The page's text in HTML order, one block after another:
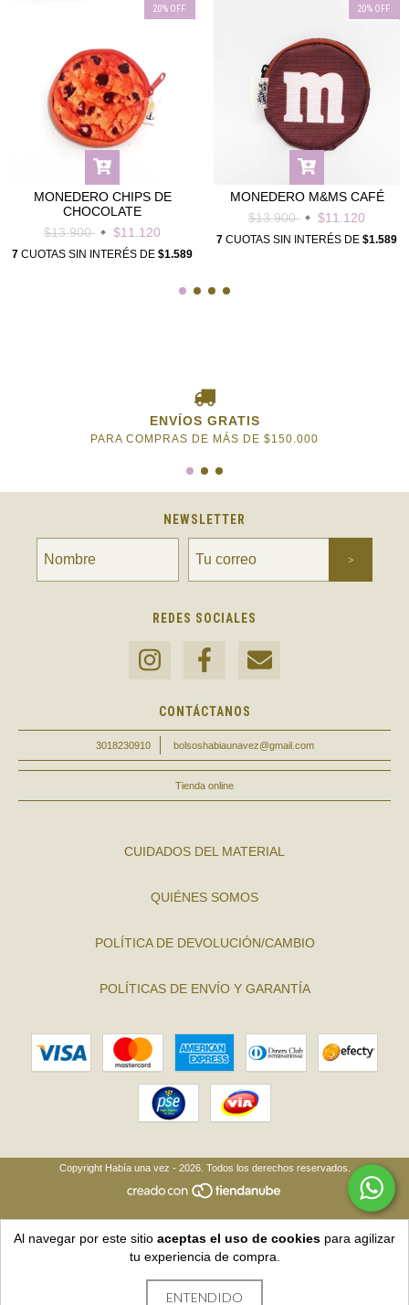
Al navegar por este sitio aceptas el uso de cookies para agilizar
tu experiencia de compra.
ENTENDIDO
20% OFF
MONEDERO CHIPS DE
CHOCOLATE
$13.900
$11.120
7 CUOTAS SIN INTERÉS DE $1.589
20% OFF
MONEDERO M&MS CAFÉ
$13.900
$11.120
7 CUOTAS SIN INTERÉS DE $1.589
ENVÍOS GRATIS
PARA COMPRAS DE MÁS DE $150.000
NEWSLETTER
REDES SOCIALES
CONTÁCTANOS
3018230910 bolsoshabiaunavez@gmail.com
Tienda online
CUIDADOS DEL MATERIAL
QUIÉNES SOMOS
POLÍTICA DE DEVOLUCIÓN/CAMBIO
POLÍTICAS DE ENVÍO Y GARANTÍA
Copyright Había una vez - 2026. Todos los derechos reservados.